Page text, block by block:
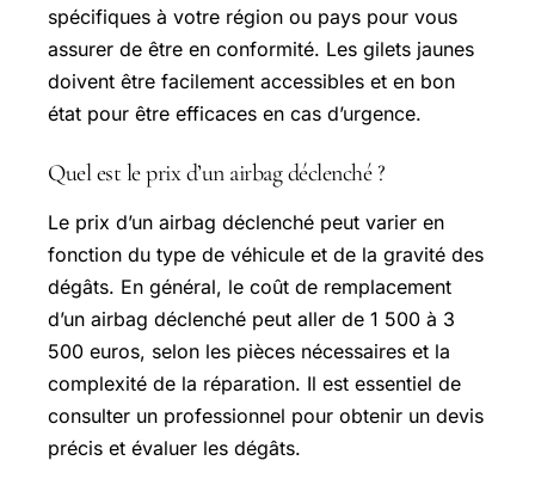
spécifiques à votre région ou pays pour vous
assurer de être en conformité. Les gilets jaunes
doivent être facilement accessibles et en bon
état pour être efficaces en cas d’urgence.
Quel est le prix d’un airbag déclenché ?
Le prix d’un airbag déclenché peut varier en
fonction du type de véhicule et de la gravité des
dégâts. En général, le coût de remplacement
d’un airbag déclenché peut aller de 1 500 à 3
500 euros, selon les pièces nécessaires et la
complexité de la réparation. Il est essentiel de
consulter un professionnel pour obtenir un devis
précis et évaluer les dégâts.